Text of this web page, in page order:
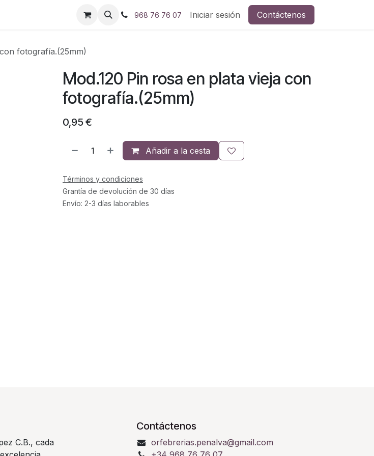
968 76 76 07 Iniciar sesión Contáctenos
fotografía.(25mm)
Mod.120 Pin rosa en plata vieja con
fotografía.(25mm)
0,95 €
Añadir a la cesta
Términos y condiciones
Grantía de devolución de 30 días
Envío: 2-3 días laborables
C.B., cada
Contáctenos
orfebrerias.penalva@gmail.com